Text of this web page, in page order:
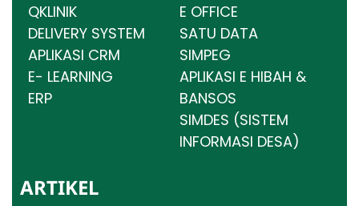
QKLINIK
DELIVERY SYSTEM
APLIKASI CRM
E- LEARNING
ERP
E OFFICE
SATU DATA
SIMPEG
APLIKASI E HIBAH &
BANSOS
SIMDES (SISTEM
INFORMASI DESA)
ARTIKEL